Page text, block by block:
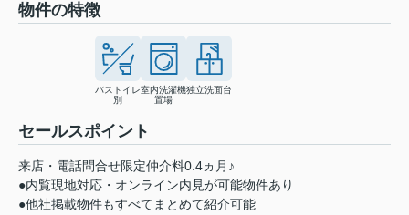
物件の特徴
バストイレ
別
室内洗濯機
置場
独立洗面台
セールスポイント
来店・電話問合せ限定仲介料0.4ヵ月♪
●内覧現地対応・オンライン内見が可能物件あり
●他社掲載物件もすべてまとめて紹介可能